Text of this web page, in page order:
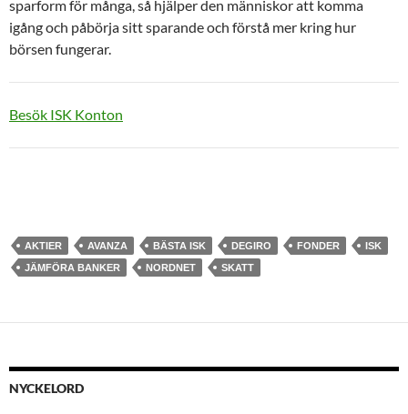
sparform för många, så hjälper den människor att komma
igång och påbörja sitt sparande och förstå mer kring hur
börsen fungerar.
Besök ISK Konton
AKTIER AVANZA BÄSTA ISK DEGIRO FONDER
ISK
JÄMFÖRA BANKER
NORDNET SKATT
NYCKELORD